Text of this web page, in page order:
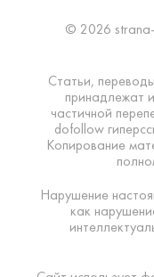
© 2026
Статьи,
принадлежат
частичной
dofollow
Копирование
Нарушение
как